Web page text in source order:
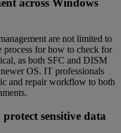
are not limited to
process for how to check for
as both SFC and DISM
OS. IT professionals
and repair workflow to both
sensitive data